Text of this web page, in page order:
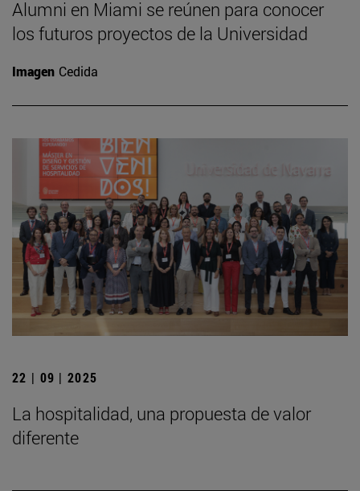
Alumni en Miami se reúnen para conocer
los futuros proyectos de la Universidad
Imagen Cedida
22 | 09 | 2025
La hospitalidad, una propuesta de valor
diferente